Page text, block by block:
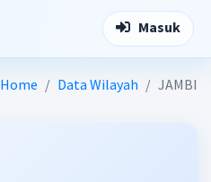
Masuk
Home Data Wilayah JAMBI